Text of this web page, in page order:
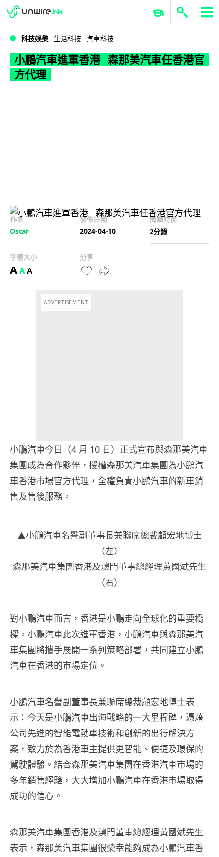
WWDC 2026 ERP 與商業 AI
科技娛樂 生活科技 汽車科技
小鵬汽車進軍香港 森那美汽車任香港官
方代理
作者
Oscar
發佈日期
2024-04-10
閱讀時間
2分鐘
字體大小
AAA
分享
ADVERTISEMENT
小鵬汽車今日（4 月 10 日）正式宣布與森那美汽車
集團成為合作夥伴，授權森那美汽車集團為小鵬汽
車香港市場官方代理，全權負責小鵬汽車的新車銷
售及售後服務。
▲小鵬汽車名譽副董事長兼聯席總裁顧宏地博士
（左）
森那美汽車集團香港及澳門董事總經理黃國斌先生
（右）
對小鵬汽車而言，香港是小鵬走向全球化的重要橋
樑。小鵬汽車此次進軍香港，小鵬汽車與森那美汽
車集團將攜手展開一系列策略部署，共同建立小鵬
汽車在香港的市場定位。
小鵬汽車名譽副董事長兼聯席總裁顧宏地博士表
示：今天是小鵬汽車出海戰略的一大里程碑，憑藉
公司先進的智能電動車技術和創新的出行解決方
案，致力於為香港車主提供更智能、便捷及環保的
駕駛體驗。結合森那美汽車集團在香港汽車市場的
多年銷售經驗，大大增加小鵬汽車在香港市場取得
成功的信心。
森那美汽車集團香港及澳門董事總經理黃國斌先生
表示，森那美汽車集團很榮幸能夠成為小鵬汽車香